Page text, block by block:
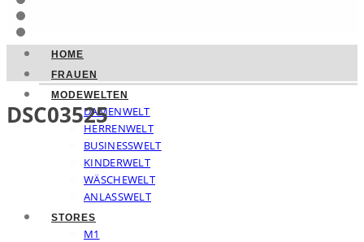
HOME
FRAUEN
MODEWELTEN
DAMENWELT
HERRENWELT
BUSINESSWELT
KINDERWELT
WÄSCHEWELT
ANLASSWELT
STORES
M1
DSC03525